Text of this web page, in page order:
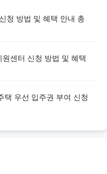
청 방법 및 혜택 안내 총
센터 신청 방법 및 혜택
택 우선 입주권 부여 신청